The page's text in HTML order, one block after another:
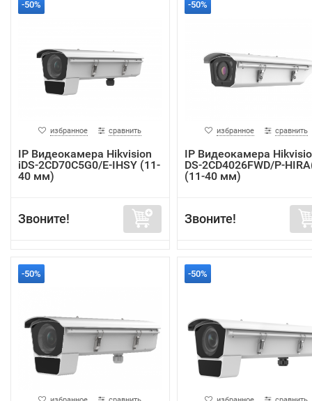
-50%
избранное сравнить
IP Видеокамера Hikvision
iDS-2CD70C5G0/E-IHSY (11-
40 мм)
Звоните!
-50%
избранное сравнить
IP Видеокамера
DS-2CD4026FWD/P-
(11-40 мм)
Звоните!
-50% -50%